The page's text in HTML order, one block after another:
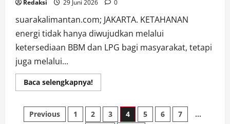
Redaksi 29 Juni 2026 0
suarakalimantan.com; JAKARTA. KETAHANAN
energi tidak hanya diwujudkan melalui
ketersediaan BBM dan LPG bagi masyarakat, tetapi
juga melalui...
Baca selengkapnya!Read
more
Patra
Niaga
Paginasi
Previous 1 2 3 4 5 6 7 …